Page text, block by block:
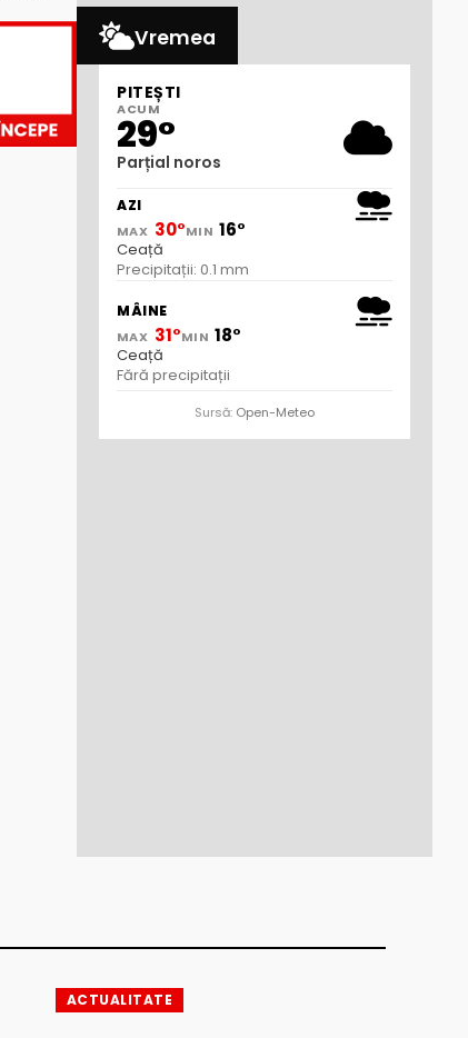
Vremea
PITEȘTI
ACUM
29°
Parțial noros
AZI
MAX 30°MIN 16°
Ceață
Precipitații: 0.1 mm
MÂINE
MAX 31°MIN 18°
Ceață
Fără precipitații
Sursă: Open-Meteo
ACTUALITATE